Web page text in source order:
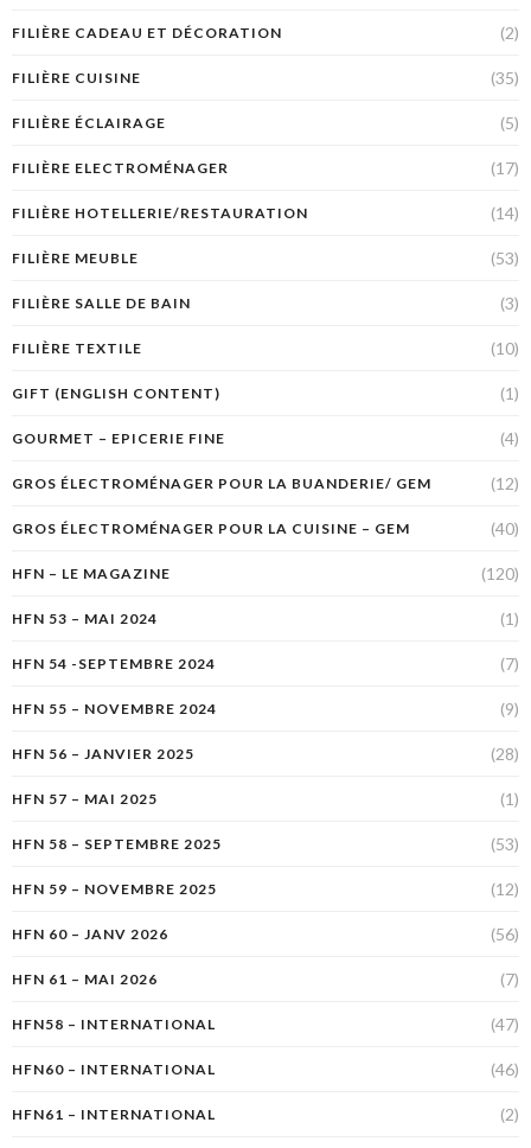
FILIÈRE CADEAU ET DÉCORATION (2)
FILIÈRE CUISINE (35)
FILIÈRE ÉCLAIRAGE (5)
FILIÈRE ELECTROMÉNAGER (17)
FILIÈRE HOTELLERIE/RESTAURATION (14)
FILIÈRE MEUBLE (53)
FILIÈRE SALLE DE BAIN (3)
FILIÈRE TEXTILE (10)
GIFT (ENGLISH CONTENT) (1)
GOURMET – EPICERIE FINE (4)
GROS ÉLECTROMÉNAGER POUR LA BUANDERIE/ GEM (12)
GROS ÉLECTROMÉNAGER POUR LA CUISINE – GEM (40)
HFN – LE MAGAZINE (120)
HFN 53 – MAI 2024 (1)
HFN 54 -SEPTEMBRE 2024 (7)
HFN 55 – NOVEMBRE 2024 (9)
HFN 56 – JANVIER 2025 (28)
HFN 57 – MAI 2025 (1)
HFN 58 – SEPTEMBRE 2025 (53)
HFN 59 – NOVEMBRE 2025 (12)
HFN 60 – JANV 2026 (56)
HFN 61 – MAI 2026 (7)
HFN58 – INTERNATIONAL (47)
HFN60 – INTERNATIONAL (46)
HFN61 – INTERNATIONAL (2)